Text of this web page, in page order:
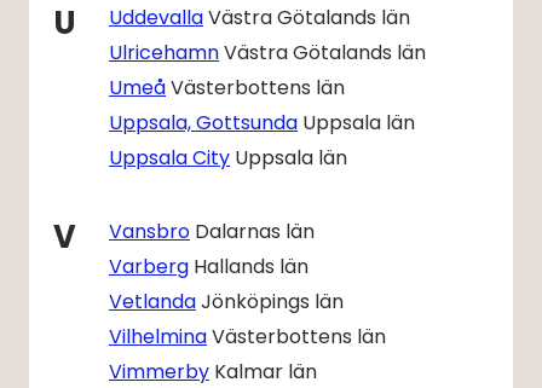
U UddevallaVästra Götalands län
UlricehamnVästra Götalands län
UmeåVästerbottens län
Uppsala, Gottsunda Uppsala län
Uppsala City Uppsala län
V Vansbro Dalarnas län
Varberg Hallands län
VetlandaJönköpings län
VilhelminaVästerbottens län
Vimmerby Kalmar län